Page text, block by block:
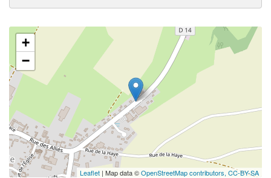
+
−
Leaflet | Map data ©OpenStreetMap contributors, CC-BY-SA